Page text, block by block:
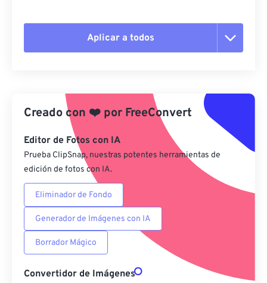
Aplicar a todos
Aplicar desde el ajuste preestablecido
Guardar como preestablecido
Creado con ❤️ por FreeConvert
Editor de Fotos con IA
Prueba ClipSnap, nuestras potentes herramientas de
edición de fotos con IA.
Eliminador de Fondo
Generador de Imágenes con IA
Borrador Mágico
Convertidor de Imágenes